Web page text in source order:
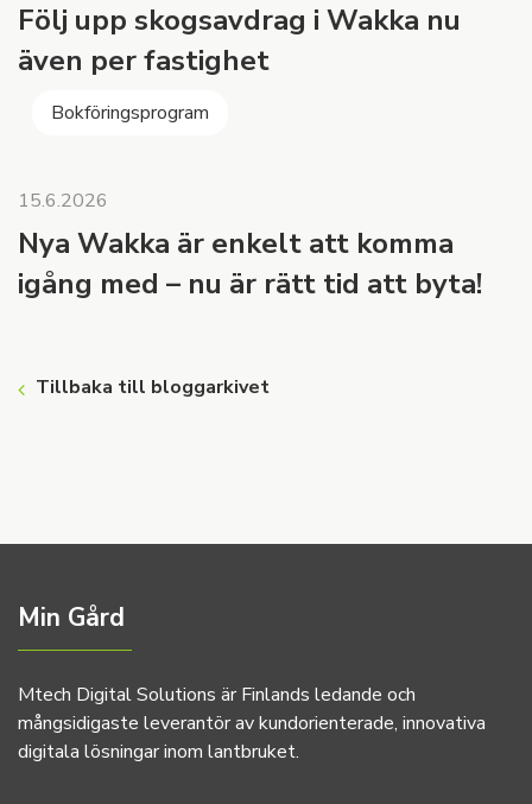
Följ upp skogsavdrag i Wakka nu
även per fastighet
Bokföringsprogram
15.6.2026
Nya Wakka är enkelt att komma
igång med – nu är rätt tid att byta!
Tillbaka till bloggarkivet
Min Gård
Mtech Digital Solutions är Finlands ledande och
mångsidigaste leverantör av kundorienterade, innovativa
digitala lösningar inom lantbruket.